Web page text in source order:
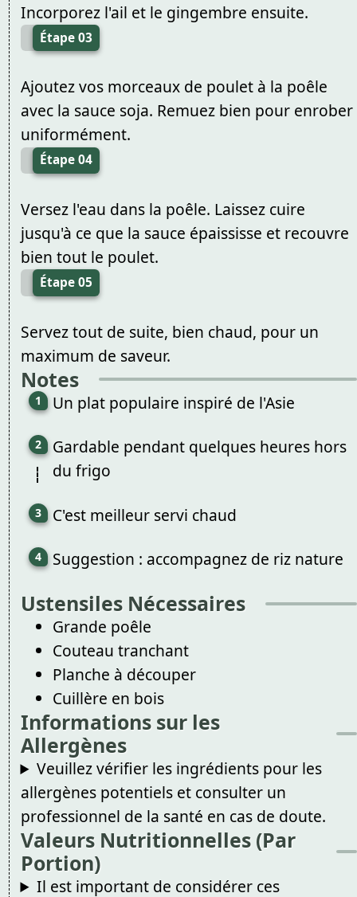
Incorporez l'ail et le gingembre ensuite.
Étape 03
Ajoutez vos morceaux de poulet à la poêle
avec la sauce soja. Remuez bien pour enrober
uniformément.
Étape 04
Versez l'eau dans la poêle. Laissez cuire
jusqu'à ce que la sauce épaississe et recouvre
bien tout le poulet.
Étape 05
Servez tout de suite, bien chaud, pour un
maximum de saveur.
Notes
Un plat populaire inspiré de l'Asie
Gardable pendant quelques heures hors
du frigo
C'est meilleur servi chaud
Suggestion : accompagnez de riz nature
Ustensiles Nécessaires
Grande poêle
Couteau tranchant
Planche à découper
Cuillère en bois
Informations sur les
Allergènes
Veuillez vérifier les ingrédients pour les
allergènes potentiels et consulter un
professionnel de la santé en cas de doute.
Valeurs Nutritionnelles (Par
Portion)
Il est important de considérer ces